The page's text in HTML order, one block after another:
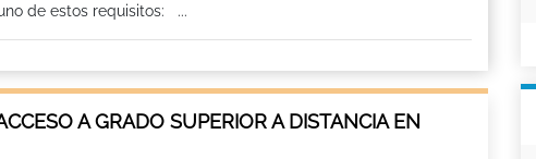
de estos requisitos: ...
A GRADO SUPERIOR A DISTANCIA EN